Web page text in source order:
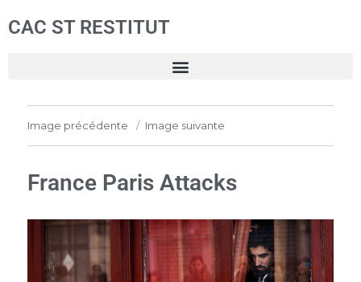
CAC ST RESTITUT
Image précédente Image suivante
France Paris Attacks